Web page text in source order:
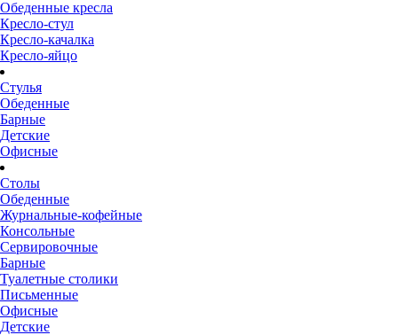
Обеденные кресла
Кресло-стул
Кресло-качалка
Кресло-яйцо
Стулья
Обеденные
Барные
Детские
Офисные
Столы
Обеденные
Журнальные-кофейные
Консольные
Сервировочные
Барные
Туалетные столики
Письменные
Офисные
Детские